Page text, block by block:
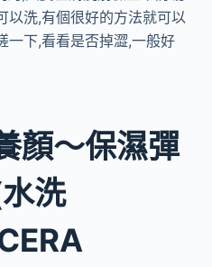
以洗,有個很好的方法就可以
一下,看看是否掉澀,一般好
顏～保濕彈
洗